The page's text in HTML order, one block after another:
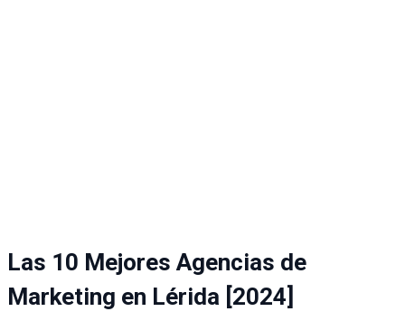
Las 10 Mejores Agencias de
Marketing en Lérida [2024]